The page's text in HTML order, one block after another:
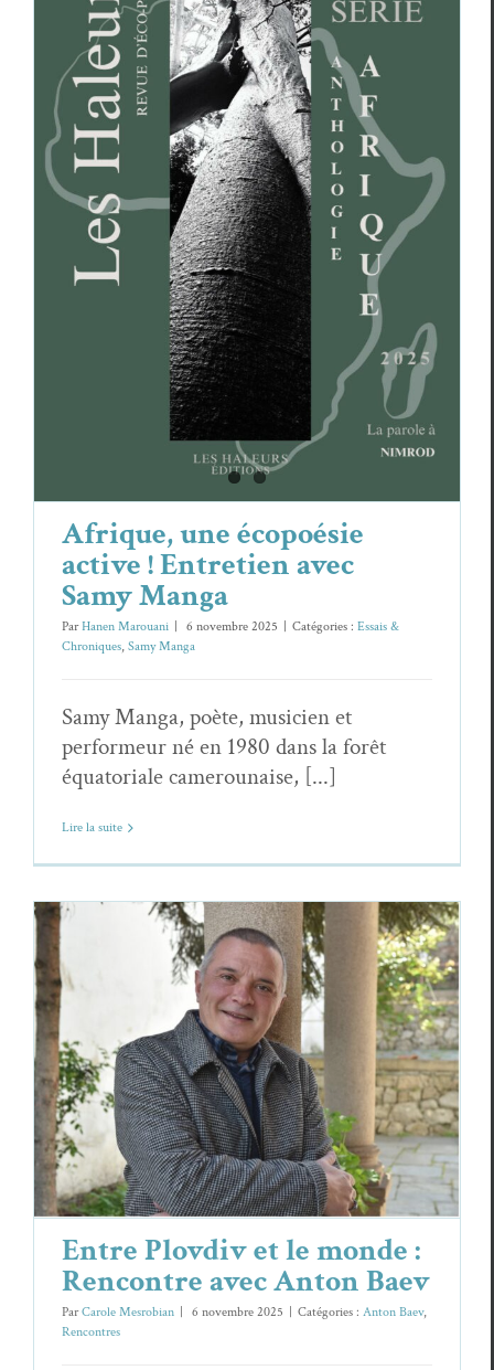
Afrique, une écopoésie active !
Entretien avec Samy Manga
Essais & Chroniques Samy Manga
Afrique, une écopoésie
active ! Entretien avec
Samy Manga
ParHanen Marouani 6 novembre 2025 Catégories : Essais &
Chroniques, Samy Manga
Samy Manga, poète, musicien et
performeur né en 1980 dans la forêt
équatoriale camerounaise, [...]
Lire la suite
Entre Plovdiv et le monde : Rencontre
avec Anton Baev
Anton Baev Rencontres
Entre Plovdiv et le monde :
Rencontre avec Anton Baev
ParCarole Mesrobian 6 novembre 2025 Catégories : Anton Baev,
Rencontres